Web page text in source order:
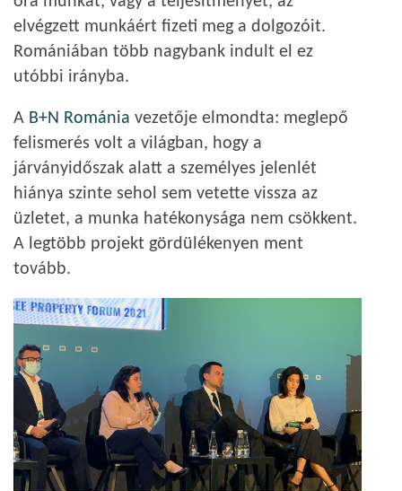
elvégzett munkáért fizeti meg a dolgozóit.
Romániában több nagybank indult el ez
utóbbi irányba.
A B+N Románia vezetője elmondta: meglepő
felismerés volt a világban, hogy a
járványidőszak alatt a személyes jelenlét
hiánya szinte sehol sem vetette vissza az
üzletet, a munka hatékonysága nem csökkent.
A legtöbb projekt gördülékenyen ment
tovább.